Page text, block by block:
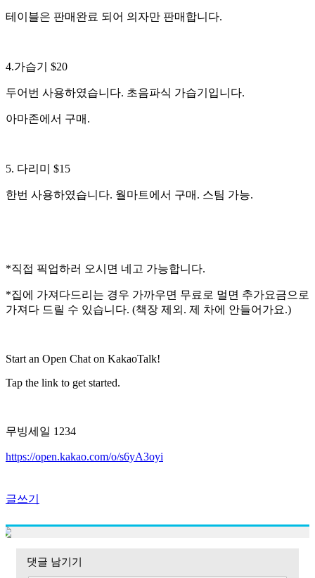
테이블은 판매완료 되어 의자만 판매합니다.
4.가습기 $20
두어번 사용하였습니다. 초음파식 가습기입니다.
아마존에서 구매.
5. 다리미 $15
한번 사용하였습니다. 월마트에서 구매. 스팀 가능.
*직접 픽업하러 오시면 네고 가능합니다.
*집에 가져다드리는 경우 가까우면 무료로 멀면 추가요금으로
가져다 드릴 수 있습니다. (책장 제외. 제 차에 안들어가요.)
Start an Open Chat on KakaoTalk!
Tap the link to get started.
무빙세일 1234
https://open.kakao.com/o/s6yA3oyi
글쓰기
댓글 남기기